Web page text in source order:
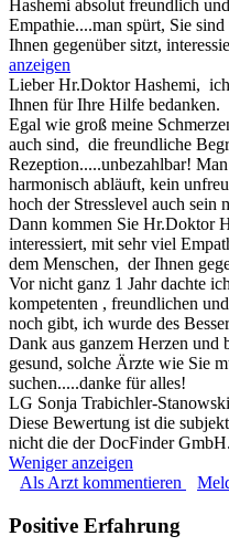
Hashemi absolut freundlich
Empathie....man spürt, Sie
Ihnen gegenüber sitzt,
anzeigen
Lieber Hr.Doktor Hashemi,
Ihnen für Ihre Hilfe bedanken.
Egal wie groß meine
auch sind, die freundliche
Rezeption.....unbezahlbar!
harmonisch abläuft, kein
hoch der Stresslevel auch sein
Dann kommen Sie Hr.Doktor
interessiert, mit sehr viel
dem Menschen, der Ihnen
Vor nicht ganz 1 Jahr dachte
kompetenten , freundlichen
noch gibt, ich wurde des
Dank aus ganzem Herzen und
gesund, solche Ärzte wie Sie
suchen.....danke für alles!
LG Sonja Trabichler-Stanowski
Diese Bewertung ist die
nicht die der DocFinder GmbH.
Weniger anzeigen
Als Arzt kommentieren
Positive Erfahrung